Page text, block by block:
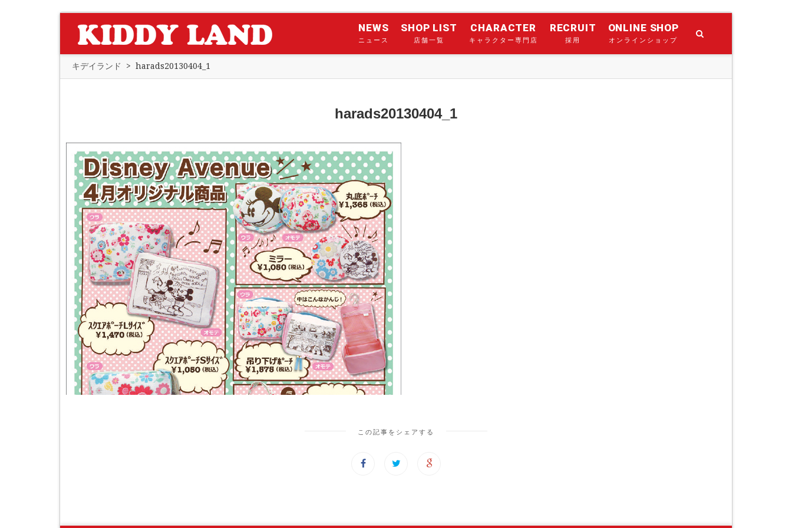
NEWS
ニュース
SHOP LIST
店舗一覧
CHARACTER
キャラクター専門店
RECRUIT
採用
ONLINE SHOP
オンラインショップ
キデイランド > harads20130404_1
harads20130404_1
この記事をシェアする